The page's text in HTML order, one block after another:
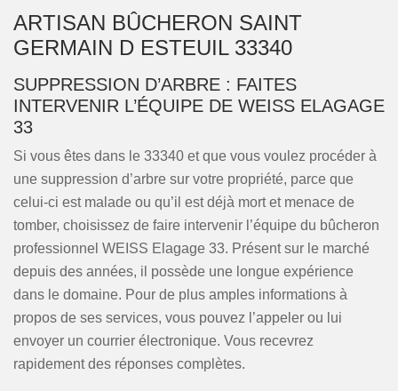
ARTISAN BÛCHERON SAINT
GERMAIN D ESTEUIL 33340
SUPPRESSION D’ARBRE : FAITES
INTERVENIR L’ÉQUIPE DE WEISS ELAGAGE
33
Si vous êtes dans le 33340 et que vous voulez procéder à
une suppression d’arbre sur votre propriété, parce que
celui-ci est malade ou qu’il est déjà mort et menace de
tomber, choisissez de faire intervenir l’équipe du bûcheron
professionnel WEISS Elagage 33. Présent sur le marché
depuis des années, il possède une longue expérience
dans le domaine. Pour de plus amples informations à
propos de ses services, vous pouvez l’appeler ou lui
envoyer un courrier électronique. Vous recevrez
rapidement des réponses complètes.